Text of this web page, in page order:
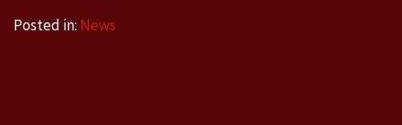
Posted in: News